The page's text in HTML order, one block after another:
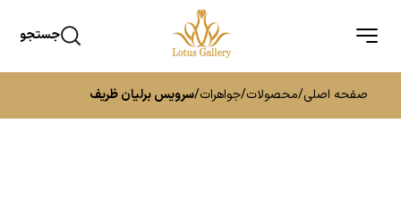
جستجو
صفحه اصلی/محصولات/جواهرات/سرویس برلیان ظریف